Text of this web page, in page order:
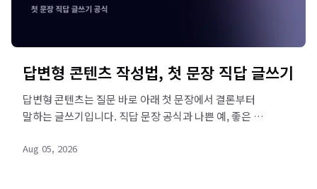
답변형 콘텐츠 작성법, 첫 문장 직답 글쓰기
답변형 콘텐츠는 질문 바로 아래 첫 문장에서 결론부터
말하는 글쓰기입니다. 직답 문장 공식과 나쁜 예, 좋은 예
보세요.
Aug 05, 2026